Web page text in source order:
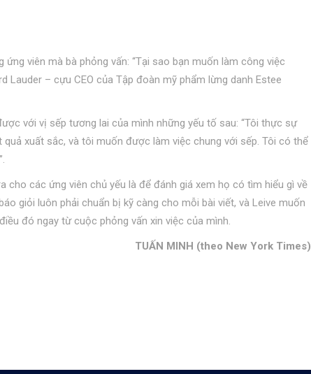
viên mà bà phỏng vấn: “Tại sao bạn muốn làm công việc
– cựu CEO của Tập đoàn mỹ phẩm lừng danh Estee
với vị sếp tương lai của mình những yếu tố sau: “Tôi thực sự
xuất sắc, và tôi muốn được làm việc chung với sếp. Tôi có thể
cho các ứng viên chủ yếu là để đánh giá xem họ có tìm hiểu gì về
giỏi luôn phải chuẩn bị kỹ càng cho mỗi bài viết, và Leive muốn
đó ngay từ cuộc phỏng vấn xin việc của mình.
TUẤN MINH (theo New York Times)